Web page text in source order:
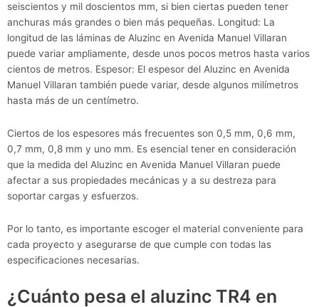
seiscientos y mil doscientos mm, si bien ciertas pueden tener
anchuras más grandes o bien más pequeñas. Longitud: La
longitud de las láminas de Aluzinc en Avenida Manuel Villaran
puede variar ampliamente, desde unos pocos metros hasta varios
cientos de metros. Espesor: El espesor del Aluzinc en Avenida
Manuel Villaran también puede variar, desde algunos milímetros
hasta más de un centímetro.
Ciertos de los espesores más frecuentes son 0,5 mm, 0,6 mm,
0,7 mm, 0,8 mm y uno mm. Es esencial tener en consideración
que la medida del Aluzinc en Avenida Manuel Villaran puede
afectar a sus propiedades mecánicas y a su destreza para
soportar cargas y esfuerzos.
Por lo tanto, es importante escoger el material conveniente para
cada proyecto y asegurarse de que cumple con todas las
especificaciones necesarias.
¿Cuánto pesa el aluzinc TR4 en